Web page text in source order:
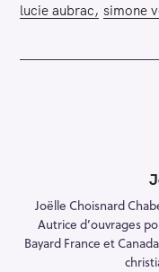
lucie aubrac simone
Joëlle Choisnard
Autrice d’ouvrages
Bayard France et